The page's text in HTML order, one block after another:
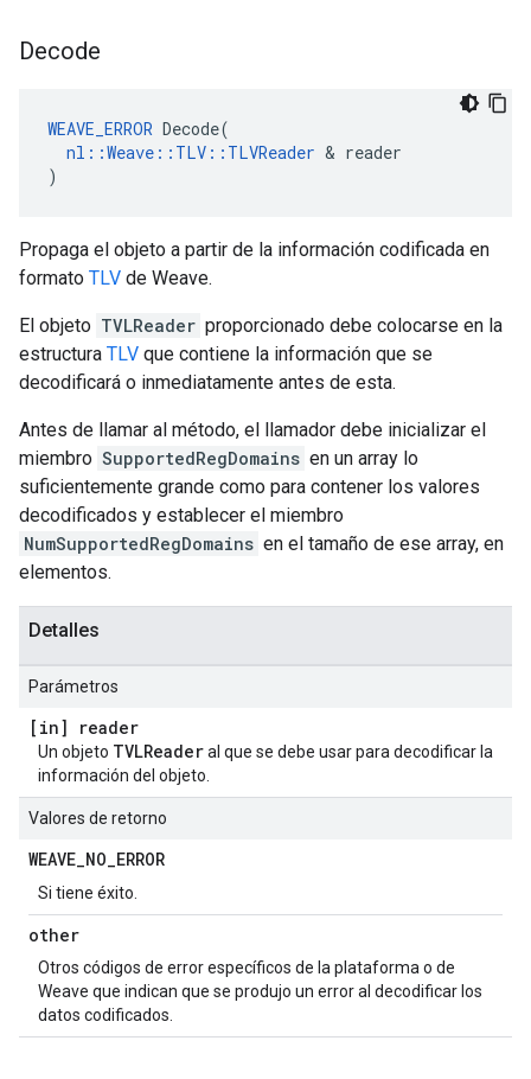
Decode
WEAVE_ERROR Decode(
nl::Weave::TLV::TLVReader & reader
)
Propaga el objeto a partir de la información codificada en
formato TLV de Weave.
El objeto TVLReader proporcionado debe colocarse en la
estructura TLV que contiene la información que se
decodificará o inmediatamente antes de esta.
Antes de llamar al método, el llamador debe inicializar el
miembro SupportedRegDomains en un array lo
suficientemente grande como para contener los valores
decodificados y establecer el miembro
NumSupportedRegDomains en el tamaño de ese array, en
elementos.
Detalles
Parámetros
[in] reader
Un objeto TVLReaderal que se debe usar para decodificar la
información del objeto.
Valores de retorno
WEAVE_NO_ERROR
Si tiene éxito.
other
Otros códigos de error específicos de la plataforma o de
Weave que indican que se produjo un error al decodificar los
datos codificados.